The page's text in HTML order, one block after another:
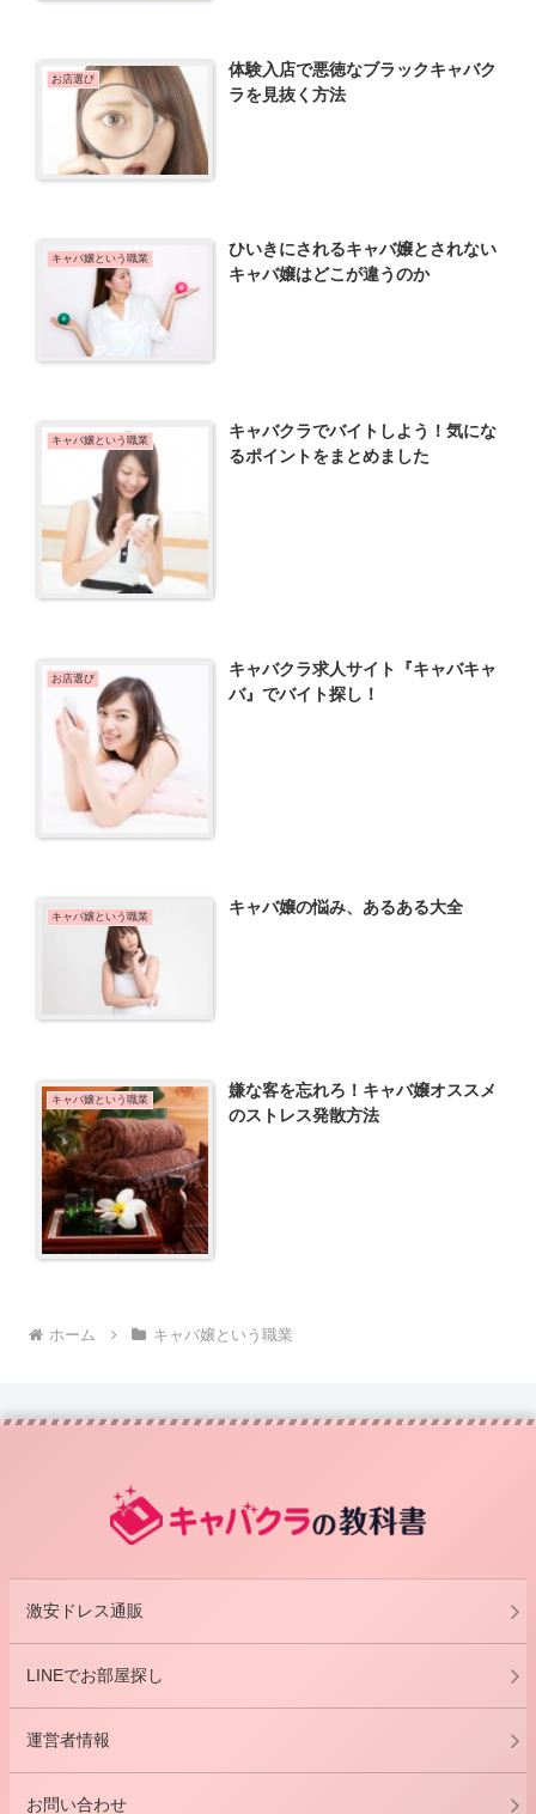
お店選び
体験入店で悪徳なブラックキャバク
ラを見抜く方法
キャバ嬢という職業
ひいきにされるキャバ嬢とされない
キャバ嬢はどこが違うのか
キャバ嬢という職業
キャバクラでバイトしよう！気にな
るポイントをまとめました
お店選び
キャバクラ求人サイト『キャバキャ
バ』でバイト探し！
キャバ嬢という職業 キャバ嬢の悩み、あるある大全
キャバ嬢という職業
嫌な客を忘れろ！キャバ嬢オススメ
のストレス発散方法
ホーム キャバ嬢という職業
激安ドレス通販
LINEでお部屋探し
運営者情報
お問い合わせ